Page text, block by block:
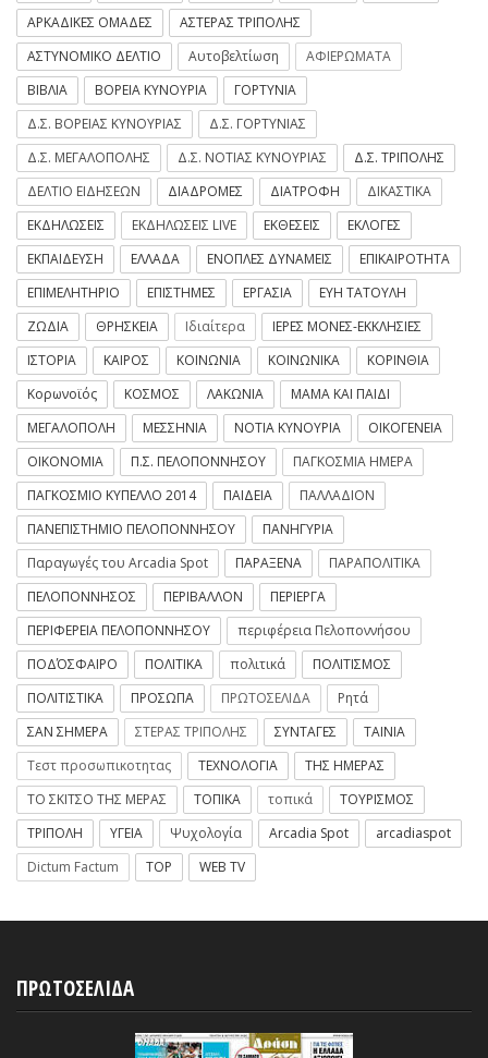
ΑΡΚΑΔΙΚΕΣ ΟΜΑΔΕΣ
ΑΣΤΕΡΑΣ ΤΡΙΠΟΛΗΣ
ΑΣΤΥΝΟΜΙΚΟ ΔΕΛΤΙΟ
Αυτοβελτίωση
ΑΦΙΕΡΩΜΑΤΑ
ΒΙΒΛΙΑ
ΒΟΡΕΙΑ ΚΥΝΟΥΡΙΑ
ΓΟΡΤΥΝΙΑ
Δ.Σ. ΒΟΡΕΙΑΣ ΚΥΝΟΥΡΙΑΣ
Δ.Σ. ΓΟΡΤΥΝΙΑΣ
Δ.Σ. ΜΕΓΑΛΟΠΟΛΗΣ
Δ.Σ. ΝΟΤΙΑΣ ΚΥΝΟΥΡΙΑΣ
Δ.Σ. ΤΡΙΠΟΛΗΣ
ΔΕΛΤΙΟ ΕΙΔΗΣΕΩΝ
ΔΙΑΔΡΟΜΕΣ ΔΙΑΤΡΟΦΗ
ΔΙΚΑΣΤΙΚΑ
ΕΚΔΗΛΩΣΕΙΣ
ΕΚΔΗΛΩΣΕΙΣ LIVE ΕΚΘΕΣΕΙΣ
ΕΚΛΟΓΕΣ
ΕΚΠΑΙΔΕΥΣΗ
ΕΛΛΑΔΑ ΕΝΟΠΛΕΣ ΔΥΝΑΜΕΙΣ
ΕΠΙΚΑΙΡΟΤΗΤΑ
ΕΠΙΜΕΛΗΤΗΡΙΟ
ΕΠΙΣΤΗΜΕΣ ΕΡΓΑΣΙΑ
ΕΥΗ ΤΑΤΟΥΛΗ
ΖΩΔΙΑ
ΘΡΗΣΚΕΙΑ Ιδιαίτερα
ΙΕΡΕΣ ΜΟΝΕΣ-ΕΚΚΛΗΣΙΕΣ
ΙΣΤΟΡΙΑ
ΚΑΙΡΟΣ ΚΟΙΝΩΝΙΑ ΚΟΙΝΩΝΙΚΑ
ΚΟΡΙΝΘΙΑ
Κορωνοϊός
ΚΟΣΜΟΣ ΛΑΚΩΝΙΑ
ΜΑΜΑ ΚΑΙ ΠΑΙΔΙ
ΜΕΓΑΛΟΠΟΛΗ
ΜΕΣΣΗΝΙΑ ΝΟΤΙΑ ΚΥΝΟΥΡΙΑ
ΟΙΚΟΓΕΝΕΙΑ
ΟΙΚΟΝΟΜΙΑ
Π.Σ. ΠΕΛΟΠΟΝΝΗΣΟΥ
ΠΑΓΚΟΣΜΙΑ ΗΜΕΡΑ
ΠΑΓΚΟΣΜΙΟ ΚΥΠΕΛΛΟ 2014
ΠΑΙΔΕΙΑ
ΠΑΛΛΑΔΙΟΝ
ΠΑΝΕΠΙΣΤΗΜΙΟ ΠΕΛΟΠΟΝΝΗΣΟΥ
ΠΑΝΗΓΥΡΙΑ
Παραγωγές του Arcadia Spot
ΠΑΡΑΞΕΝΑ
ΠΑΡΑΠΟΛΙΤΙΚΑ
ΠΕΛΟΠΟΝΝΗΣΟΣ
ΠΕΡΙΒΑΛΛΟΝ
ΠΕΡΙΕΡΓΑ
ΠΕΡΙΦΕΡΕΙΑ ΠΕΛΟΠΟΝΝΗΣΟΥ
περιφέρεια Πελοποννήσου
ΠΟΔΌΣΦΑΙΡΟ
ΠΟΛΙΤΙΚΑ πολιτικά
ΠΟΛΙΤΙΣΜΟΣ
ΠΟΛΙΤΙΣΤΙΚΑ
ΠΡΟΣΩΠΑ ΠΡΩΤΟΣΕΛΙΔΑ
Ρητά
ΣΑΝ ΣΗΜΕΡΑ
ΣΤΕΡΑΣ ΤΡΙΠΟΛΗΣ ΣΥΝΤΑΓΕΣ
ΤΑΙΝΙΑ
Τεστ προσωπικοτητας
ΤΕΧΝΟΛΟΓΙΑ
ΤΗΣ ΗΜΕΡΑΣ
ΤΟ ΣΚΙΤΣΟ ΤΗΣ ΜΕΡΑΣ
ΤΟΠΙΚΑ τοπικά
ΤΟΥΡΙΣΜΟΣ
ΤΡΙΠΟΛΗ
ΥΓΕΙΑ Ψυχολογία Arcadia Spot
arcadiaspot
Dictum Factum
TOP WEB TV
ΠΡΩΤΟΣΕΛΙΔΑ